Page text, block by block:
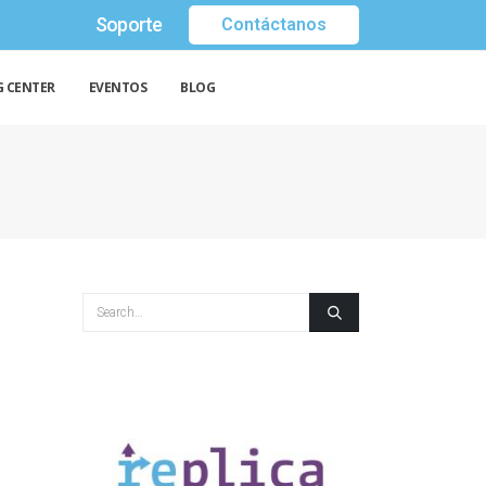
Soporte Contáctanos
CENTER EVENTOS BLOG